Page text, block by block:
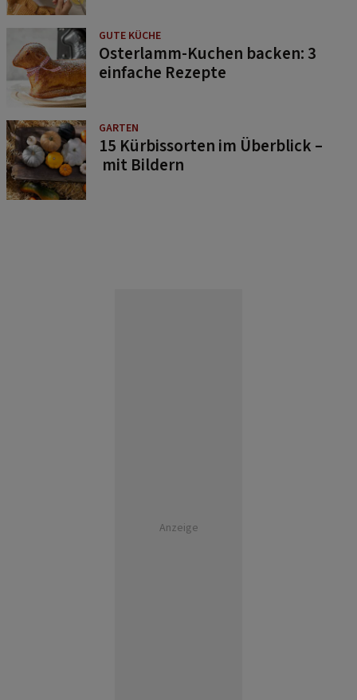
GUTE KÜCHE
Osterlamm-Kuchen backen: 3
einfache Rezepte
GARTEN
15 Kürbissorten im Überblick –
mit Bildern
Anzeige